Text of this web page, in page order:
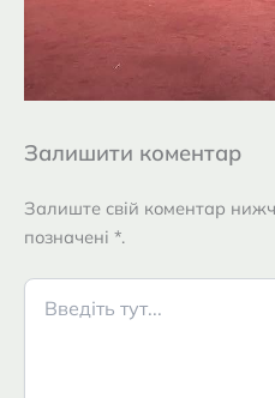
Залишити коментар
Залиште свій коментар
позначені *.
Введіть
тут...